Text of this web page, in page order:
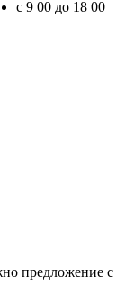
с 9 00 до 18 00
предложение с